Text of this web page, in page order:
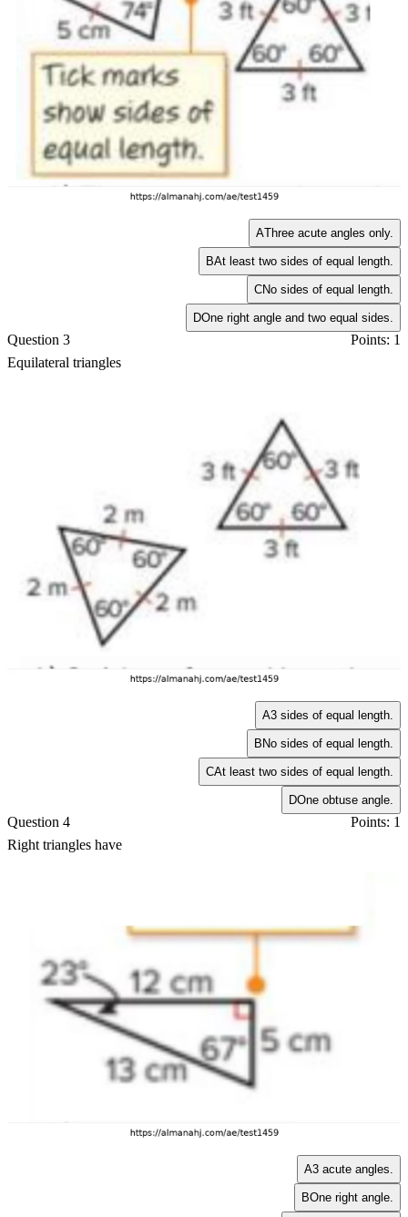
AThree acute angles only.
BAt least two sides of equal length.
CNo sides of equal length.
DOne right angle and two equal sides.
Question 3
Points: 1
Equilateral triangles
A3 sides of equal length.
BNo sides of equal length.
CAt least two sides of equal length.
DOne obtuse angle.
Question 4
Points: 1
Right triangles have
A3 acute angles.
BOne right angle.